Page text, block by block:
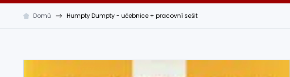
Domů Humpty Dumpty - učebnice + pracovní sešit